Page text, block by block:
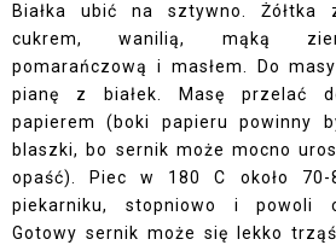
Białka ubić na sztywno. Żółtka
cukrem, wanilią, mąką
pomarańczową i masłem. Do
pianę z białek. Masę przelać
papierem (boki papieru powinny
blaszki, bo sernik może mocno
opaść). Piec w 180 C około
piekarniku, stopniowo i powoli
Gotowy sernik może się lekko